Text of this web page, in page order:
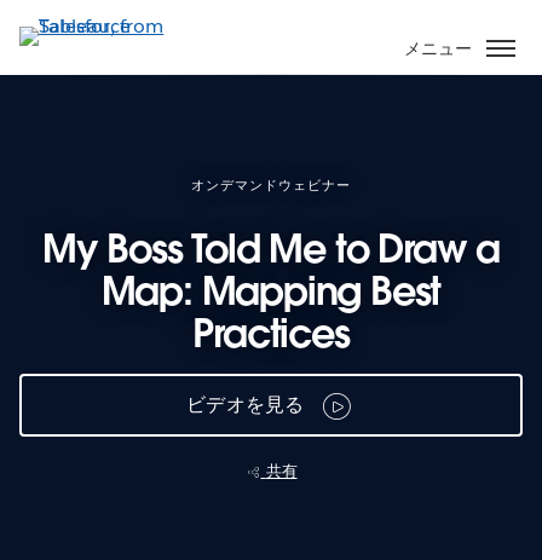
イ
ン
メニュー
オンデマンドウェビナー
My Boss Told Me to Draw a
Map: Mapping Best
Practices
ビデオを見る
共有